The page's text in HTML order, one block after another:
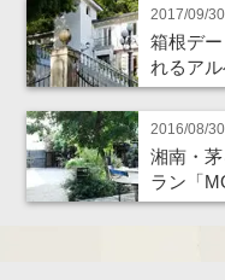
2017/09/30
箱根デ
れるア
2016/08/30
湘南・
ラン「